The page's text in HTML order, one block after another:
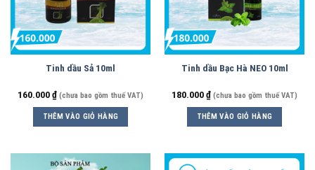
Tinh dầu Sả 10ml
160.000₫ (chưa bao gồm thuế VAT)
THÊM VÀO GIỎ HÀNG
Tinh dầu Bạc Hà NEO 10ml
180.000₫ (chưa bao gồm thuế VAT)
THÊM VÀO GIỎ HÀNG